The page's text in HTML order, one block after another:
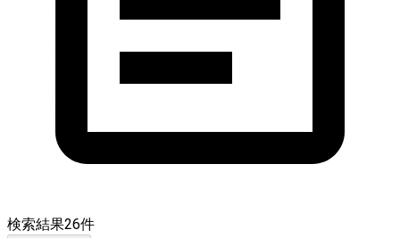
検索結果26件